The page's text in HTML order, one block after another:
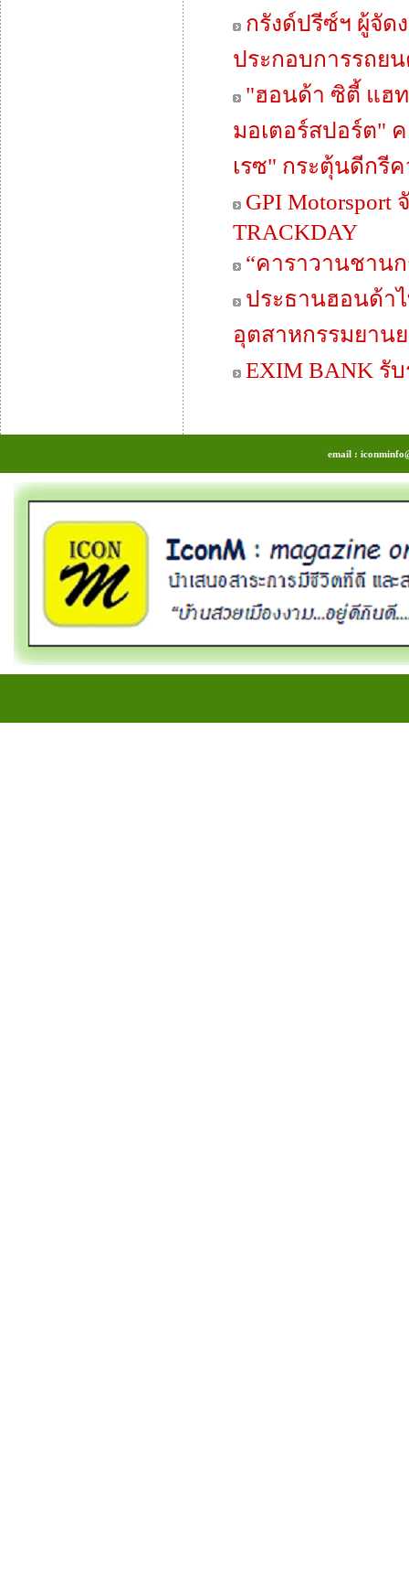
กรังด์ปรีซ์ฯ ผู้จัด
ประกอบการรถย
"ฮอนด้า ซิตี้ แฮ
มอเตอร์สปอร์ต"
เรซ" กระตุ้นดีกรี
GPI Motorsport
TRACKDAY
“คาราวานชาน
ประธานฮอนด้า
อุตสาหกรรมยาน
EXIM BANK รับ
email :